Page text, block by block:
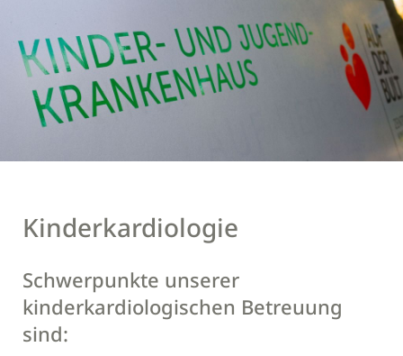
Kinderkardiologie
Schwerpunkte unserer
kinderkardiologischen Betreuung
sind: